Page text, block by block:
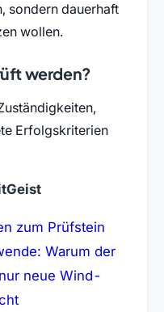
sondern dauerhaft
wollen.
werden?
Erfolgskriterien
zum Prüfstein
Warum der
neue Wind-